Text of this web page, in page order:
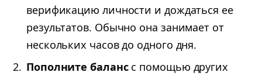
верификацию личности и дождаться ее
результатов. Обычно она занимает от
нескольких часов до одного дня.
Пополните балансс помощью других